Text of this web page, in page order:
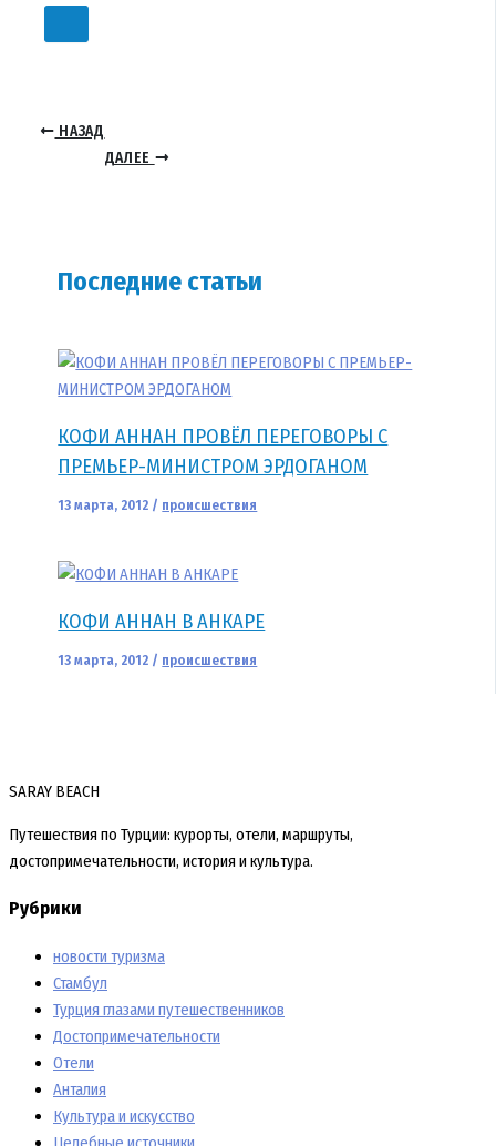
НАЗАД
ДАЛЕЕ
Последние статьи
КОФИ АННАН ПРОВЁЛ ПЕРЕГОВОРЫ С
ПРЕМЬЕР-МИНИСТРОМ ЭРДОГАНОМ
13 марта, 2012 / происшествия
КОФИ АННАН В АНКАРЕ
13 марта, 2012 / происшествия
SARAY BEACH
Путешествия по Турции: курорты, отели, маршруты,
достопримечательности, история и культура.
Рубрики
новости туризма
Стамбул
Турция глазами путешественников
Достопримечательности
Отели
Анталия
Культура и искусство